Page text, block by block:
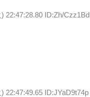
22:47:28.80 ID:Zh/Czz1Bd
22:47:49.65 ID:JYaD9t74p